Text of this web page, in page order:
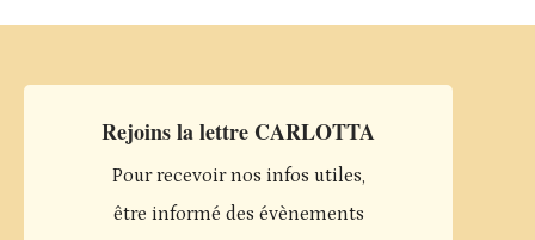
Rejoins la lettre CARLOTTA
Pour recevoir nos infos utiles,
être informé des évènements